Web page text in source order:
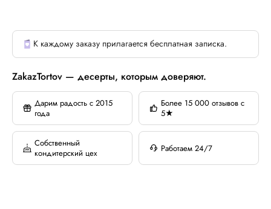
К каждому заказу прилагается бесплатная записка.
ZakazTortov — десерты, которым доверяют.
Дарим радость с 2015
года
Более 15 000 отзывов с
5★
Собственный
кондитерский цех
Работаем 24/7